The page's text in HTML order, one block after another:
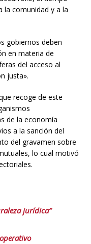
la comunidad y a la
gobiernos deben
en materia de
del acceso al
justa».
recoge de este
de la economía
a la sanción del
del gravamen sobre
lo cual motivó
jurídica”